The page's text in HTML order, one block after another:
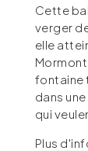
Cette
verger
elle
fontaine
dans
qui
Plus